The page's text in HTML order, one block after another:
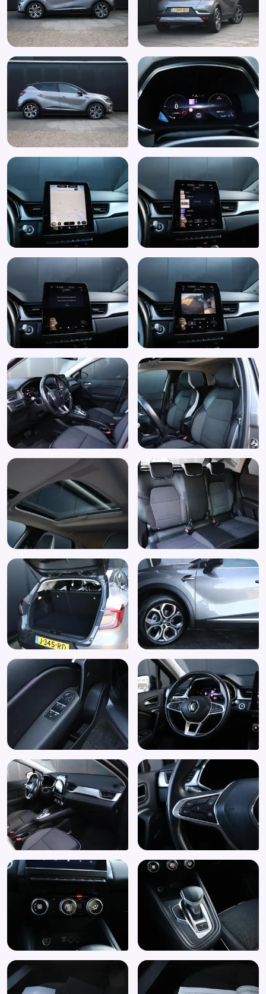
Oplaadmogelijkheid
Parkeersensor achter
Parkeersensoren achter met achteruitrijcamera en
sonische weergave (ITPK3)
Parkeersensor voor
Passagiersairbag
Passagiersstoel in hoogte verstelbaar
Regensensor
Rijstrooksensor met correctie
Stuurbekrachtiging snelheidsafhankelijk
Stuur verstelbaar
Stuurwiel multifunctioneel
Verkeersbord detectie
Volledige dealeronderhoudshistorie beschikbaar
Zij airbag(s) voor